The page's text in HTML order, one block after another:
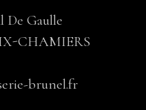
De Gaulle
CHAMIERS
brunel.fr